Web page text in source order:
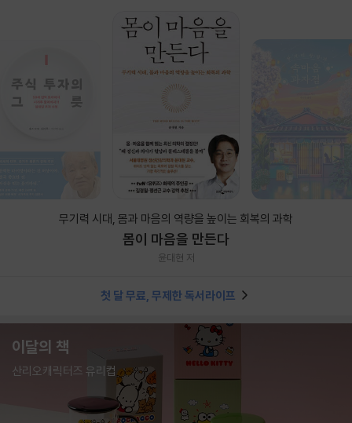
무기력 시대, 몸과 마음의 역량을 높이는 회복의 과학
몸이 마음을 만든다
윤대현 저
첫 달 무료, 무제한 독서라이프
이달의 책
산리오캐릭터즈 유리컵